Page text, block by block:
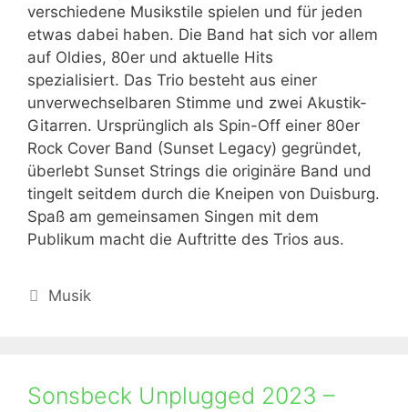
verschiedene Musikstile spielen und für jeden
etwas dabei haben. Die Band hat sich vor allem
auf Oldies, 80er und aktuelle Hits
spezialisiert. Das Trio besteht aus einer
unverwechselbaren Stimme und zwei Akustik-
Gitarren. Ursprünglich als Spin-Off einer 80er
Rock Cover Band (Sunset Legacy) gegründet,
überlebt Sunset Strings die originäre Band und
tingelt seitdem durch die Kneipen von Duisburg.
Spaß am gemeinsamen Singen mit dem
Publikum macht die Auftritte des Trios aus.
Kategorien
Musik
Sonsbeck Unplugged 2023 –